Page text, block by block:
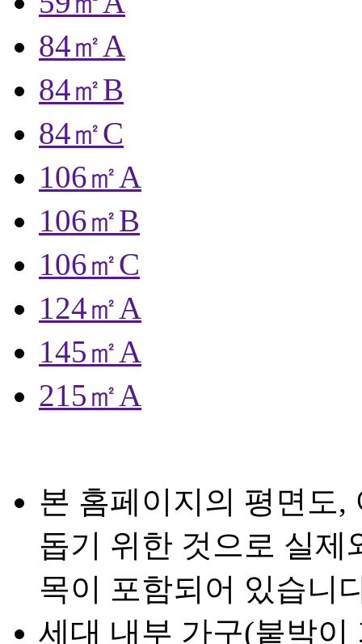
84㎡A
84㎡B
84㎡C
106㎡A
106㎡B
106㎡C
124㎡A
145㎡A
215㎡A
본 홈페이지의 평면도,
돕기 위한 것으로 실제
목이 포함되어 있습니
세대 내부 가구(붙박